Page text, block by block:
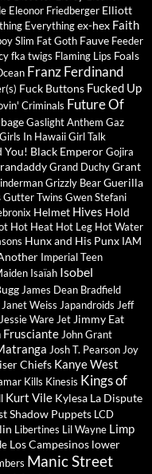
Eleonor Friedberger Elliott
Everythingex-hex Faith
Slim Fat Goth Fauve Feeder
fka twigs Flaming Lips Foals
Franz Ferdinand
Fuck Buttons Fucked Up
Criminals Future Of
Gaslight Anthem Gaz
Girls In HawaiiGirl Talk
You! Black EmperorGojira
Grand DuchyGrant
Grizzly BearGuerilla
Gutter Twins Gwen Stefani
Helmet Hives Hold
Hot Heat Hot Leg Hot Water
Hunx and His Punx IAM
Imperial Teen
Isaïah Isobel
James Dean Bradfield
Janet Weiss Japandroids Jeff
Jessie Ware Jet Jimmy Eat
Frusciante John Grant
Josh T. Pearson Joy
Chiefs Kanye West
Kills Kinesis Kings of
Kurt Vile Kylesa La Dispute
Shadow Puppets LCD
Libertines Lil Wayne Limp
Los Campesinos lower
Manic Street